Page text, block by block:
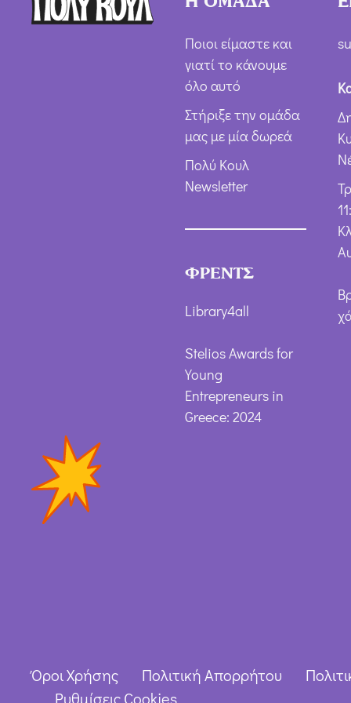
Ποιοι είμαστε και
γιατί το κάνουμε
όλο αυτό
Στήριξε την ομάδα
μας με μία δωρεά
Πολύ Κουλ
Newsletter
ΦΡΕΝΤΣ
Library4all
Stelios Awards for
Young
Entrepreneurs in
Greece: 2024
Όροι Χρήσης Πολιτική Απορρήτου
Ρυθμίσεις Cookies